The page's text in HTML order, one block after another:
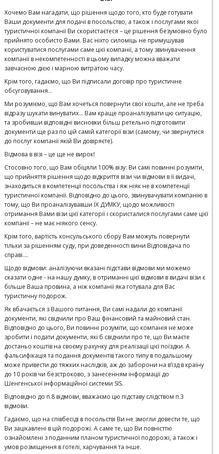
Хочемо Вам нагадати, що рішення щодо того, кто буде готувати
Ваши документи для подачі в посольство, а також і послугами якої
туристичної компанії Ви скористаєтеся – це рішення безумовно було
прийнято особисто Вами. Вас ніхто силоміць не примушував
користуватися послугами саме цієї компанії, а тому звинувачення
компанії в некомпетенності в цьому випадку можна вважати
завчасною дією і марною витратою часу.
Крім того, гадаємо, що Ви підписали договір про туристичне
обсуговування…
Ми розуміємо, що Вам хочеться повернути свої кошти, але не треба
відразу шукати винуватих… Вам краще проаналізувати цю ситуацію,
та зробивши відповідні висновки більш ретельно підготовити
документи ще раз по цій самій категорії візи (самому, чи звернутися
до послуг компанії якій Ви довіряєте).
Відмова в візі – це ще не вирок!
Стосовно того, що Вам обіцяли 100% візу: Ви самі повинні розуміти,
що прийняття рішення щодо відкриття візи чи відмови в її видачі,
знаходиться в компетенції посольства і яж ніяк не в компетенції
туристичної компанії. Відповідно до цього, звинувачувати компанію в
тому, що Ви проаналізувавши ЇХ ДУМКУ, щодо можливості
отримання Вами візи цієї категорії і скористалися послугами саме цієї
компанії – не має ніякого сенсу.
Крім того, вартість консульського сбору Вам можуть повернути
тільки за рішенням суду, при доведенності вини Відповідача по
справі….
Щодо відмови: аналізуючи вказані підстави відмови ми можемо
сказати одне - на нашу думку, в отриманні цієї відмови в видачі візи є
більше Ваша провина, а ніж компанії яка готувала для Вас
туристичну подорож.
Як вбачається з Вашого питання, Ви самі надали до компанії
документи, які свідчили про Ваш фінансовий та майновий стан.
Відповідно до цього, Ви повинні розуміти, що компанія не може
зробити і подати документи, які б свідчили про те, що Ви маєте
достаньо коштів на своєму рахунку для реалізації цієї поїздки. А
фальсифікація та подання документів такого типу в подальшому
може привести до тяжких наслідків, аж до заборони на в’їзд в країну
до 10 років чи безстроково, з занесенням інформації до
Шенгенської інформаційної системи SIS.
Відповідно до п.8 відмови, вважаємо цю підставу слідством п.3
відмови.
Гадаємо, що на співбесіді в посольстві Ви не змогли довести те, що
Ви зацікавлені в цій подорожі. А саме те, що Ви повністтю
ознайомлені з поданним планом туристичної подорожі, а також і
умов розміщення в готелі, харчування та інше.